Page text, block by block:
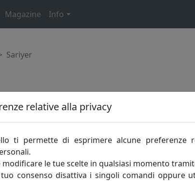
Magazine Info
Sariyer
relative alla privacy
ti permette di esprimere alcune preferenze
modificare le tue scelte in qualsiasi momento
consenso disattiva i singoli comandi oppure